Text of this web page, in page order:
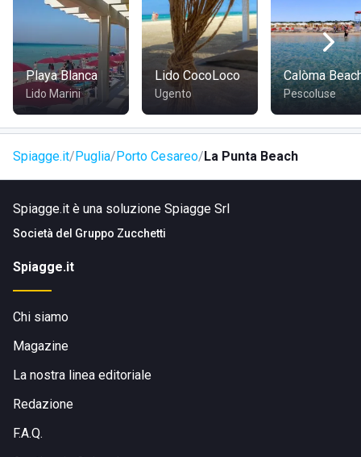
Playa Blanca
Lido Marini
Lido CocoLoco
Ugento
Calòma
Pescoluse
Spiagge.it Puglia Porto Cesareo La Punta Beach
Spiagge.it è una soluzione Spiagge Srl
Società del Gruppo Zucchetti
Spiagge.it
Chi siamo
Magazine
La nostra linea editoriale
Redazione
F.A.Q.